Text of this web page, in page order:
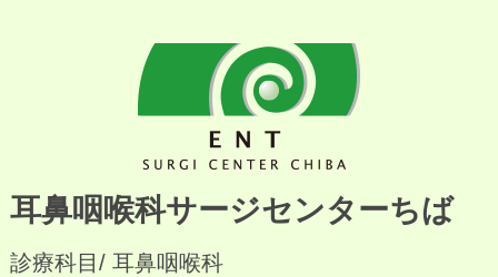
耳鼻咽喉科サージセンターちば
診療科目/ 耳鼻咽喉科